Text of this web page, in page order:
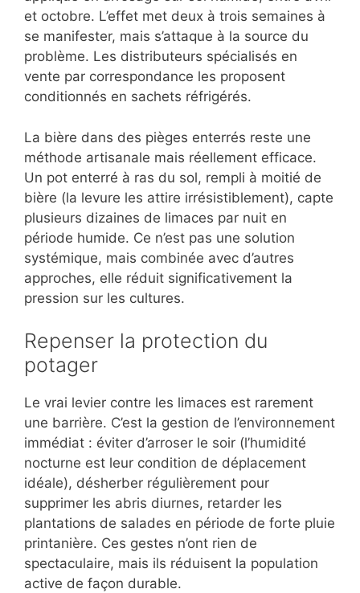
et octobre. L’effet met deux à trois semaines à
se manifester, mais s’attaque à la source du
problème. Les distributeurs spécialisés en
vente par correspondance les proposent
conditionnés en sachets réfrigérés.
La bière dans des pièges enterrés reste une
méthode artisanale mais réellement efficace.
Un pot enterré à ras du sol, rempli à moitié de
bière (la levure les attire irrésistiblement), capte
plusieurs dizaines de limaces par nuit en
période humide. Ce n’est pas une solution
systémique, mais combinée avec d’autres
approches, elle réduit significativement la
pression sur les cultures.
Repenser la protection du
potager
Le vrai levier contre les limaces est rarement
une barrière. C’est la gestion de l’environnement
immédiat : éviter d’arroser le soir (l’humidité
nocturne est leur condition de déplacement
idéale), désherber régulièrement pour
supprimer les abris diurnes, retarder les
plantations de salades en période de forte pluie
printanière. Ces gestes n’ont rien de
spectaculaire, mais ils réduisent la population
active de façon durable.